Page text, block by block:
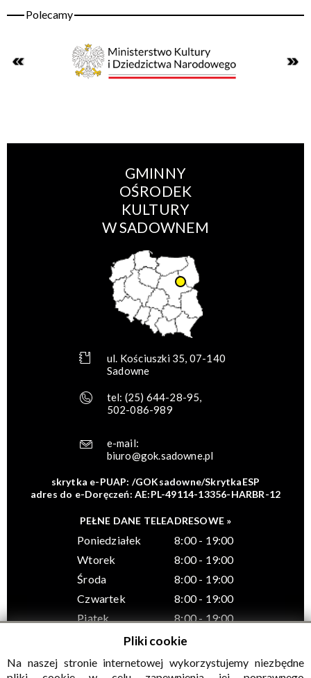
GMINNY
OŚRODEK
KULTURY
W SADOWNEM
ul. Kościuszki 35, 07-140
Sadowne
tel: (25) 644-28-95,
502-086-989
e-mail:
biuro@gok.sadowne.pl
skrytka e-PUAP: /GOKsadowne/SkrytkaESP
adres do e-Doręczeń: AE:PL-49114-13356-HARBR-12
PEŁNE DANE TELEADRESOWE »
Poniedziałek
8:00 - 19:00
Wtorek
8:00 - 19:00
Środa
8:00 - 19:00
Czwartek
8:00 - 19:00
Piątek
8:00 - 19:00
Pliki cookie
Na naszej stronie internetowej wykorzystujemy niezbędne